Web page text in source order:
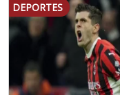
DEPORTES